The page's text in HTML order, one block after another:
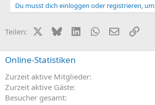
Du musst dich einloggen oder registrieren,
Teilen: X (Twitter)
BlueskyLinkedInWhatsApp
E-MailLink
Online-Statistiken
Zurzeit aktive Mitglieder
Zurzeit aktive Gäste
Besucher gesamt